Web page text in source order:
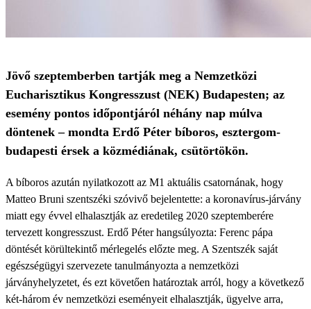
Jövő szeptemberben tartják meg a Nemzetközi
Eucharisztikus Kongresszust (NEK) Budapesten; az
esemény pontos időpontjáról néhány nap múlva
döntenek – mondta Erdő Péter bíboros, esztergom-
budapesti érsek a közmédiának, csütörtökön.
A bíboros azután nyilatkozott az M1 aktuális csatornának, hogy
Matteo Bruni szentszéki szóvivő bejelentette: a koronavírus-járvány
miatt egy évvel elhalasztják az eredetileg 2020 szeptemberére
tervezett kongresszust. Erdő Péter hangsúlyozta: Ferenc pápa
döntését körültekintő mérlegelés előzte meg. A Szentszék saját
egészségügyi szervezete tanulmányozta a nemzetközi
járványhelyzetet, és ezt követően határoztak arról, hogy a következő
két-három év nemzetközi eseményeit elhalasztják, ügyelve arra,